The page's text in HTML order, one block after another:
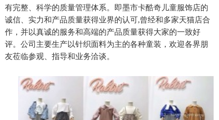
有完整、科学的质量管理体系。即墨市卡酷奇儿童服饰店的
诚信、实力和产品质量获得业界的认可,曾经和多家天猫店合
作，并以真诚的服务和高端的产品质量获得大家的一致好
评。公司主要生产以针织面料为主的各种童装，欢迎各界朋
友莅临参观、指导和业务洽谈。